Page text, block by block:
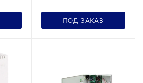
ПОД ЗАКАЗ